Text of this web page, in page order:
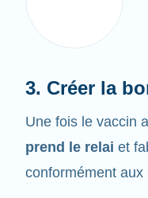
Une fois le vaccin
prend le relaiet
conformément aux